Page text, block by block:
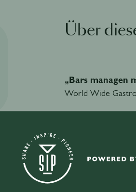
Über
„Bars managen
World Wide
Matthias
langer Zeit im
bevor er vor rund
entschied, sich